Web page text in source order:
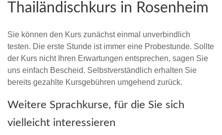
Thailändischkurs in Rosenheim
Sie können den Kurs zunächst einmal unverbindlich
testen. Die erste Stunde ist immer eine Probestunde. Sollte
der Kurs nicht Ihren Erwartungen entsprechen, sagen Sie
uns einfach Bescheid. Selbstverständlich erhalten Sie
bereits gezahlte Kursgebühren umgehend zurück.
Weitere Sprachkurse, für die Sie sich
vielleicht interessieren